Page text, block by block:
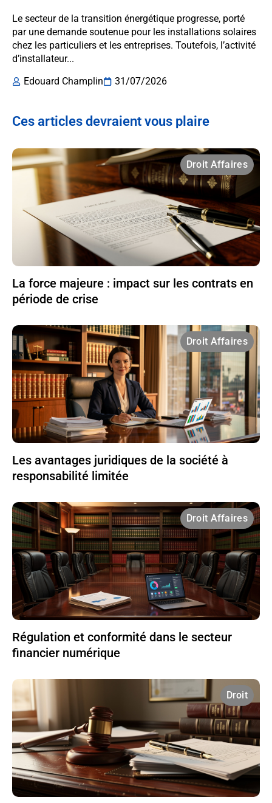
Le secteur de la transition énergétique progresse, porté
par une demande soutenue pour les installations solaires
chez les particuliers et les entreprises. Toutefois, l’activité
d’installateur...
Edouard Champlin
31/07/2026
Ces articles devraient vous plaire
Droit Affaires
La force majeure : impact sur les contrats en
période de crise
Droit Affaires
Les avantages juridiques de la société à
responsabilité limitée
Droit Affaires
Régulation et conformité dans le secteur
financier numérique
Droit